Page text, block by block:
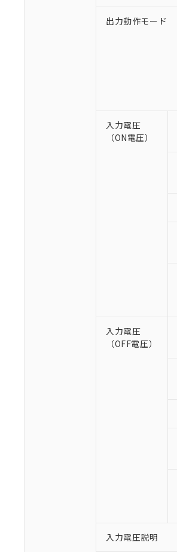
出力動作モード
入力電圧
（ON電圧）
入力電圧
（OFF電圧）
入力電圧説明